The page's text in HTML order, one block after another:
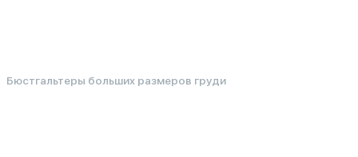
Бюстгальтеры больших размеров груди